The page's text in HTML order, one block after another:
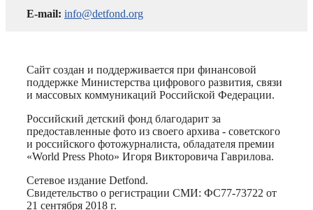
E-mail: info@detfond.org
Сайт создан и поддерживается при финансовой
поддержке Министерства цифрового развития, связи
и массовых коммуникаций Российской Федерации.
Российский детский фонд благодарит за
предоставленные фото из своего архива - советского
и российского фотожурналиста, обладателя премии
«World Press Photo» Игоря Викторовича Гаврилова.
Сетевое издание Detfond.
Свидетельство о регистрации СМИ: ФС77-73722 от
21 сентября 2018 г.